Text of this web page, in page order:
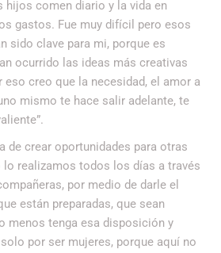
hijos comen diario y la vida en
gastos. Fue muy difícil pero esos
sido clave para mi, porque es
ocurrido las ideas más creativas
eso creo que la necesidad, el amor a
mismo te hace salir adelante, te
de crear oportunidades para otras
lo realizamos todos los días a través
por medio de darle el
están preparadas, que sean
menos tenga esa disposición y
por ser mujeres, porque aquí no